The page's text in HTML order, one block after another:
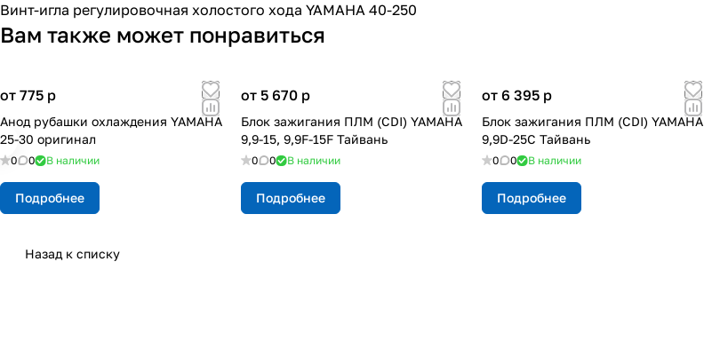
Винт-игла регулировочная холостого хода YAMAHA 40-250
Вам также может понравиться
от 775 p
Анод рубашки охлаждения YAMAHA
25-30 оригинал
0 0 В наличии
Подробнее
от 5 670 p
Блок зажигания ПЛМ (CDI) YAMAHA
9,9-15, 9,9F-15F Тайвань
0 0 В наличии
Подробнее
от 6 395 p
Блок зажигания ПЛМ (CDI) YAMAHA
9,9D-25C Тайвань
0 0 В наличии
Подробнее
Назад к списку